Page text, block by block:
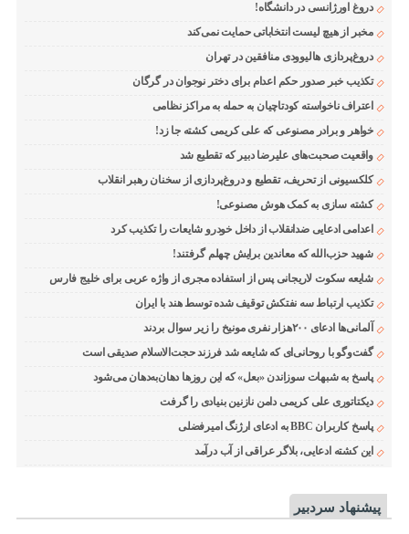
دروغ اورژانسی در دانشگاه!
مخبر از هیچ لیست انتخاباتی حمایت نمی‌کند
دروغ‌پردازی هالیوودی منافقین در تهران
تکذیب خبر صدور حکم اعدام برای دختر نوجوان در گرگان
اعتراف ناخواسته کودتاچیان به حمله به مراکز نظامی
خواهر و برادر مصنوعی که علی کریمی کشته جا زد!
واقعیت صحبت‌های علیرضا دبیر که تقطیع شد
کلکسیونی از تحریف، تقطیع و دروغ‌پردازی از سخنان رهبر انقلاب
کشته سازی به کمک هوش مصنوعی!
اعدامی ادعایی ضدانقلاب از داخل خودرو شایعات را تکذیب کرد
شهید حزب‌الله که معاندین برایش چهلم گرفتند!
شایعه سکوت لاریجانی پس از استفاده مجری از واژه عربی برای خلیج فارس
تکذیب ارتباط سه نفتکش توقیف شده توسط هند با ایران
آلمانی‌ها ادعای ۲۰۰هزار نفری مونیخ را زیر سوال بردند
گفت‌وگو با روحانی‌ای که شایعه شد فرزند حجت‌الاسلام صدیقی است
پاسخ به شبهات سوزاندن «بعل» که این روزها دهان‌به‌دهان می‌شود
دیکتاتوری علی کریمی دامن نازنین بنیادی را گرفت
پاسخ کاربران BBC به ادعای ارژنگ امیرفضلی
این کشته ادعایی، بلاگر عراقی از آب درآمد
پیشنهاد سردبیر